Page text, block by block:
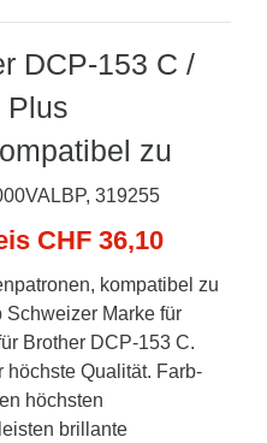
DCP-153 C /
Plus
zu
319255
CHF 36,10
kompatibel zu
Schweizer Marke für
Brother DCP-153 C.
höchste Qualität. Farb-
höchsten
brillante